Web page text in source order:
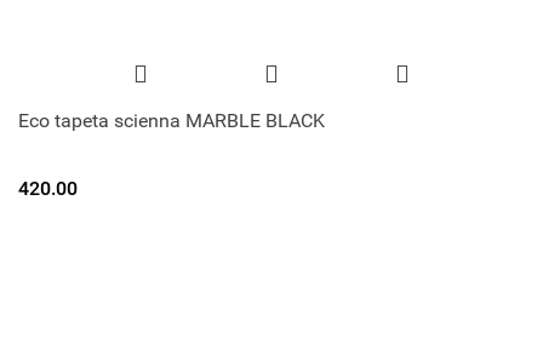
Eco tapeta scienna MARBLE BLACK
420.00